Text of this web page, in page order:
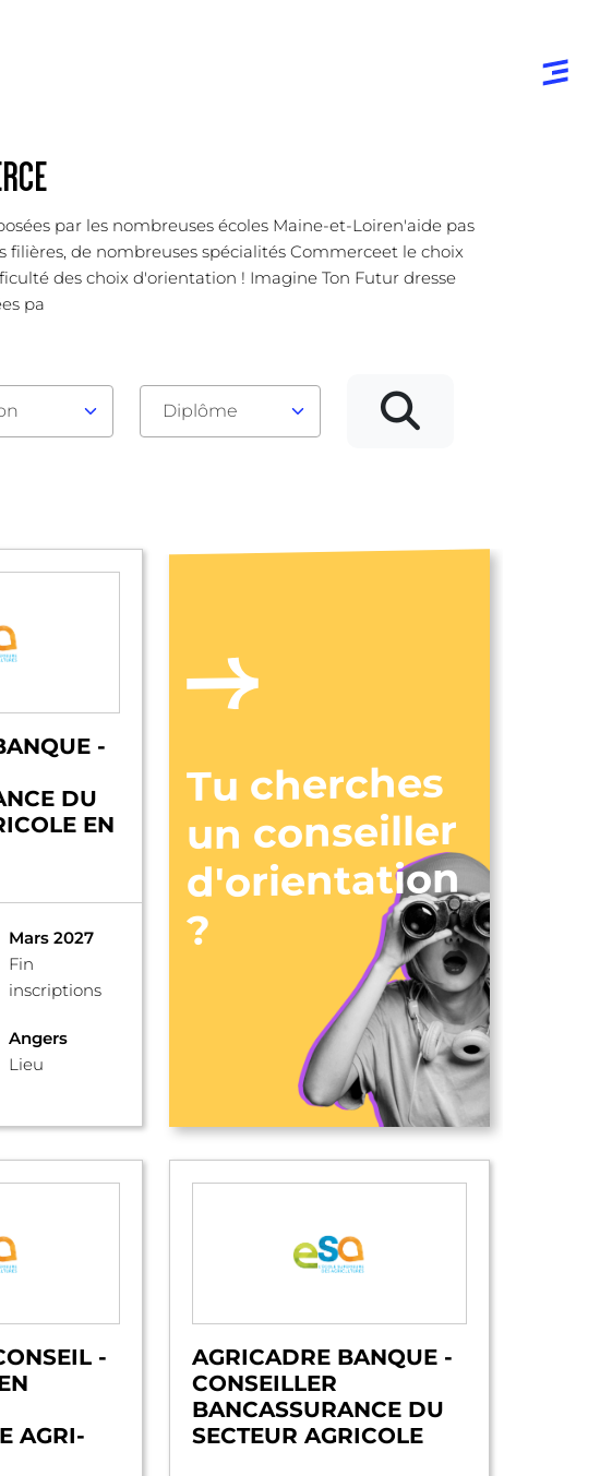
par les nombreuses écoles Maine-et-Loiren'aide pas
filières, de nombreuses spécialités Commerceet le choix
des choix d'orientation ! Imagine Ton Futur dresse
pa
Diplôme
-
DU
EN
Mars 2027
Fin
inscriptions
Angers
Lieu
Tu cherches
un conseiller
d'orientation
?
-
AGRI-
AGRICADRE BANQUE -
CONSEILLER
BANCASSURANCE DU
SECTEUR AGRICOLE